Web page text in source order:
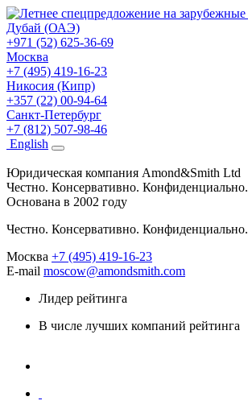
Дубай (ОАЭ)
+971 (52) 625-36-69
Москва
+7 (495) 419-16-23
Никосия (Кипр)
+357 (22) 00-94-64
Санкт-Петербург
+7 (812) 507-98-46
English
Юридическая компания Amond&Smith Ltd
Честно. Консервативно. Конфиденциально.
Основана в 2002 году
Честно. Консервативно. Конфиденциально.
Москва +7 (495) 419-16-23
E-mail moscow@amondsmith.com
Лидер рейтинга
В числе лучших компаний рейтинга